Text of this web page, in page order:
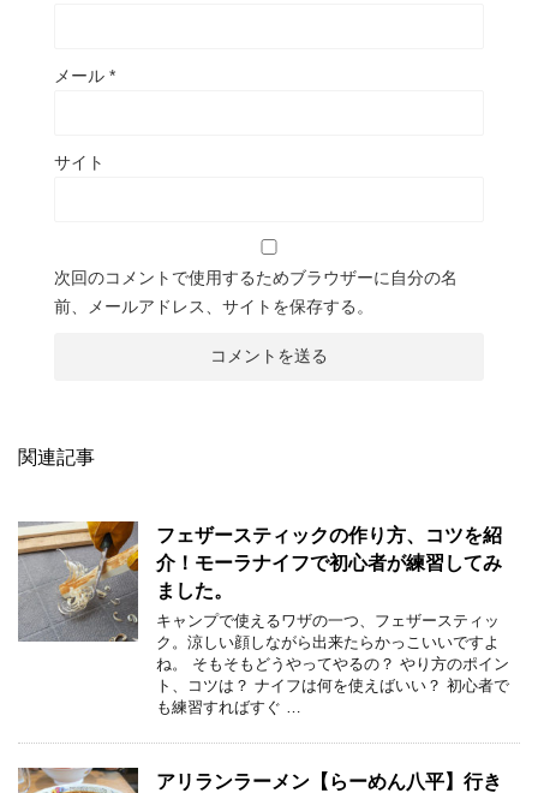
メール *
サイト
次回のコメントで使用するためブラウザーに自分の名
前、メールアドレス、サイトを保存する。
関連記事
フェザースティックの作り方、コツを紹
介！モーラナイフで初心者が練習してみ
ました。
キャンプで使えるワザの一つ、フェザースティッ
ク。涼しい顔しながら出来たらかっこいいですよ
ね。 そもそもどうやってやるの？ やり方のポイン
ト、コツは？ ナイフは何を使えばいい？ 初心者で
も練習すればすぐ …
アリランラーメン【らーめん八平】行き